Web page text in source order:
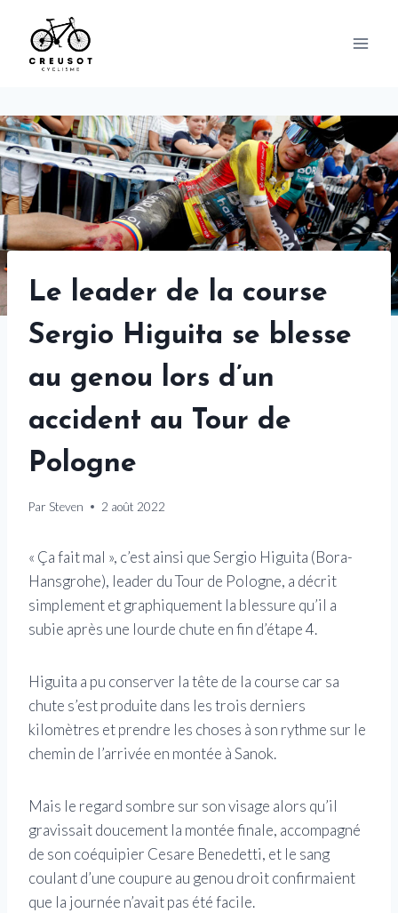
content
Le leader de la course
Sergio Higuita se blesse
au genou lors d’un
accident au Tour de
Pologne
Par Steven 2 août 2022
« Ça fait mal », c’est ainsi que Sergio Higuita (Bora-
Hansgrohe), leader du Tour de Pologne, a décrit
simplement et graphiquement la blessure qu’il a
subie après une lourde chute en fin d’étape 4.
Higuita a pu conserver la tête de la course car sa
chute s’est produite dans les trois derniers
kilomètres et prendre les choses à son rythme sur le
chemin de l’arrivée en montée à Sanok.
Mais le regard sombre sur son visage alors qu’il
gravissait doucement la montée finale, accompagné
de son coéquipier Cesare Benedetti, et le sang
coulant d’une coupure au genou droit confirmaient
que la journée n’avait pas été facile.